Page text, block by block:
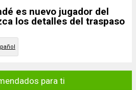
es nuevo jugador del
los detalles del traspaso
para ti